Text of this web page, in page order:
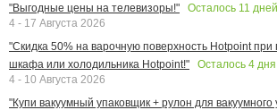
"Выгодные цены на телевизоры!"
Осталось 11 дней
4 - 17 Августа 2026
"Скидка 50% на варочную поверхность Hotpoint при
шкафа или холодильника Hotpoint!"
Осталось 4 дня
4 - 10 Августа 2026
"Купи вакуумный упаковщик + рулон для вакуумного